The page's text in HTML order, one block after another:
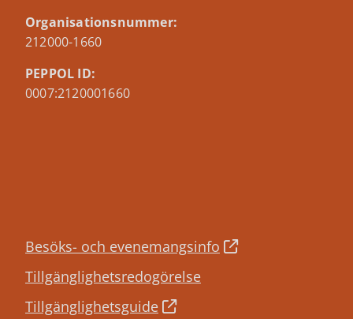
Organisationsnummer:
212000-1660
PEPPOL ID:
0007:2120001660
Besöks- och evenemangsinfo
Tillgänglighetsredogörelse
Tillgänglighetsguide